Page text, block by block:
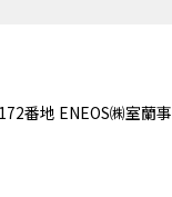
番地 ENEOS㈱室蘭事